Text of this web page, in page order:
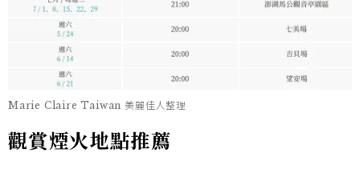
Marie Claire Taiwan 美麗佳人整理
觀賞煙火地點推薦